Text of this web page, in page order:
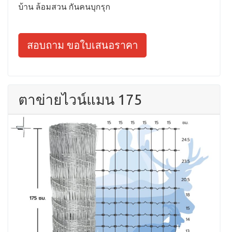
บ้าน ล้อมสวน กันคนบุกรุก
สอบถาม ขอใบเสนอราคา
ตาข่ายไวน์แมน 175